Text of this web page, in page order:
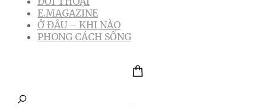
E.MAGAZINE
Ở ĐÂU – KHI NÀO
PHONG CÁCH SỐNG